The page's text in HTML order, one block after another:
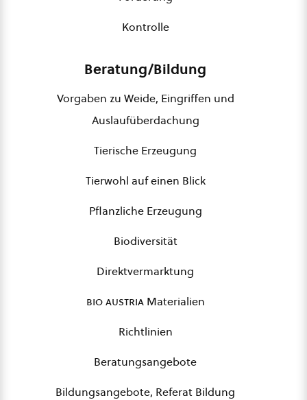
Kontrolle
Beratung/Bildung
Vorgaben zu Weide, Eingriffen und
Auslaufüberdachung
Tierische Erzeugung
Tierwohl auf einen Blick
Pflanzliche Erzeugung
Biodiversität
Direktvermarktung
bio austriaMaterialien
Richtlinien
Beratungsangebote
Bildungsangebote, Referat Bildung